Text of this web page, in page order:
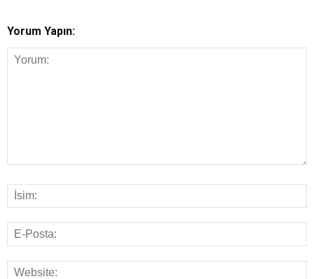
Yorum Yapın: